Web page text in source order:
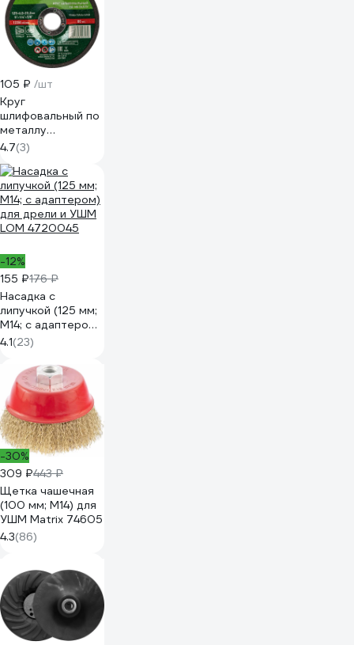
105 ₽ /шт
Круг
шлифовальный по
металлу
125x6x22.2 мм
СИБРТЕХ 744007
4.7(3)
-12%
155 ₽176 ₽
Насадка с
липучкой (125 мм;
М14; с адаптером)
для дрели и УШМ
LOM 4720045
4.1(23)
-30%
309 ₽443 ₽
Щетка чашечная
(100 мм; М14) для
УШМ Matrix 74605
4.3(86)